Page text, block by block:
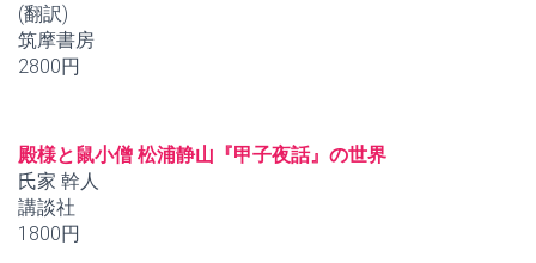
(翻訳)
筑摩書房
2800円
殿様と鼠小僧 松浦静山『甲子夜話』の世界
氏家 幹人
講談社
1800円